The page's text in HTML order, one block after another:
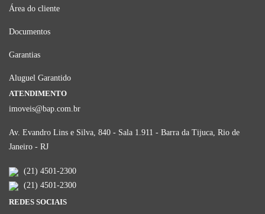
Área do cliente
Documentos
Garantias
Aluguel Garantido
ATENDIMENTO
imoveis@bap.com.br
Av. Evandro Lins e Silva, 840 - Sala 1.911 - Barra da Tijuca, Rio de
Janeiro - RJ
(21) 4501-2300
(21) 4501-2300
REDES SOCIAIS